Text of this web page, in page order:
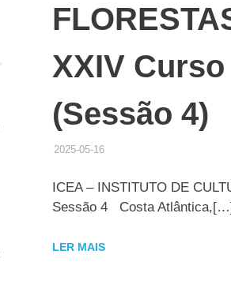
XXIV
(Sessão 4)
2025-05-16
ICEA – INSTITUTO DE
Sessão 4 Costa
LER MAIS